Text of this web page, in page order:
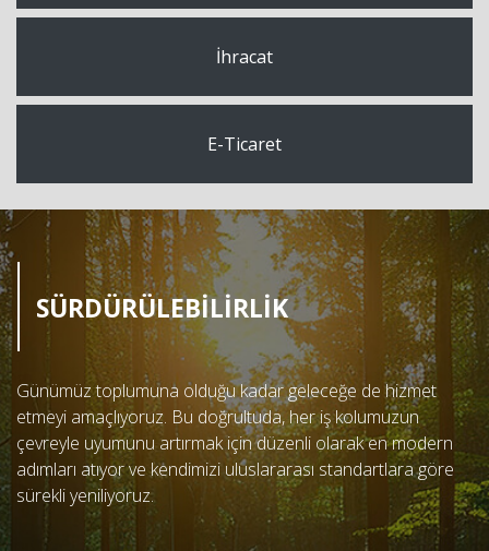
İhracat
E-Ticaret
SÜRDÜRÜLEBİLİRLİK
Günümüz toplumuna olduğu kadar geleceğe de hizmet
etmeyi amaçlıyoruz. Bu doğrultuda, her iş kolumuzun
çevreyle uyumunu artırmak için düzenli olarak en modern
adımları atıyor ve kendimizi uluslararası standartlara göre
sürekli yeniliyoruz.